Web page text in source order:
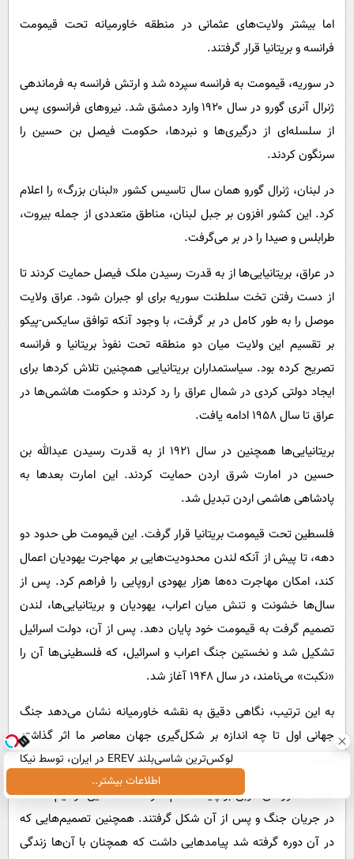
اما بیشتر ولایت‌های عثمانی در منطقه خاورمیانه تحت قیمومت
فرانسه و بریتانیا قرار گرفتند.
در سوریه، قیمومت به فرانسه سپرده شد و ارتش فرانسه به فرماندهی
ژنرال آنری گورو در سال ۱۹۲۰ وارد دمشق شد. نیروهای فرانسوی پس
از سلسله‌ای از درگیری‌ها و نبردها، حکومت فیصل بن حسین را
سرنگون کردند.
در لبنان، ژنرال گورو همان سال تاسیس کشور «لبنان بزرگ» را اعلام
کرد. این کشور افزون بر جبل لبنان، مناطق متعددی از جمله بیروت،
طرابلس و صیدا را در بر می‌گرفت.
در عراق، بریتانیایی‌ها از به قدرت رسیدن ملک فیصل حمایت کردند تا
از دست رفتن تخت سلطنت سوریه برای او جبران شود. عراق ولایت
موصل را به طور کامل در بر گرفت، با وجود آنکه توافق سایکس-پیکو
بر تقسیم این ولایت میان دو منطقه تحت نفوذ بریتانیا و فرانسه
تصریح کرده بود. سیاستمداران بریتانیایی همچنین تلاش کردها برای
ایجاد دولتی کردی در شمال عراق را رد کردند و حکومت هاشمی‌ها در
عراق تا سال ۱۹۵۸ ادامه یافت.
بریتانیایی‌ها همچنین در سال ۱۹۲۱ از به قدرت رسیدن عبدالله بن
حسین در امارت شرق اردن حمایت کردند. این امارت بعدها به
پادشاهی هاشمی اردن تبدیل شد.
فلسطین تحت قیمومت بریتانیا قرار گرفت. این قیمومت طی حدود دو
دهه، تا پیش از آنکه لندن محدودیت‌هایی بر مهاجرت یهودیان اعمال
کند، امکان مهاجرت ده‌ها هزار یهودی اروپایی را فراهم کرد. پس از
سال‌ها خشونت و تنش میان اعراب، یهودیان و بریتانیایی‌ها، لندن
تصمیم گرفت به قیمومت خود پایان دهد. پس از آن، دولت اسرائیل
تشکیل شد و نخستین جنگ اعراب و اسرائیل، که فلسطینی‌ها آن را
«نکبت» می‌نامند، در سال ۱۹۴۸ آغاز شد.
به این ترتیب، نگاهی دقیق به نقشه خاورمیانه نشان می‌دهد جنگ
جهانی اول تا چه اندازه بر شکل‌گیری جهان معاصر ما اثر گذاشته
نقشه کشورهای عربی بر پایه تفاهم‌ها و معاهده‌هایی ترسیم شد که
در جریان جنگ و پس از آن شکل گرفتند. همچنین تصمیم‌هایی که
در آن دوره گرفته شد پیامدهایی داشت که همچنان با آن‌ها زندگی
لوکس‌ترین شاسی‌بلند EREV در ایران، توسط نیکا
موتور رونمایی شد!
اطلاعات بیشتر..